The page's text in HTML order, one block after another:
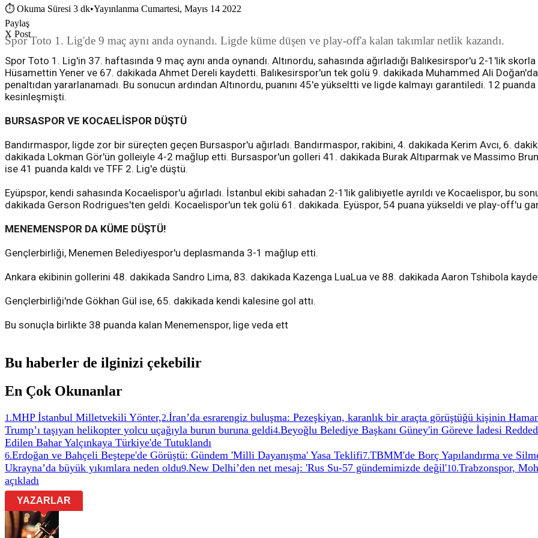
⏱ Okuma Süresi 3 dk•Yayınlanma Cumartesi, Mayıs 14 2022
Paylaş
X Post
Spor Toto 1. Lig'de 9 maç aynı anda oynandı. Ligde küme düşen ve play-off'a kalan takımlar netlik kazandı.
Spor Toto 1. Lig'in 37. haftasında 9 maç aynı anda oynandı. Altınordu, sahasında ağırladığı Balıkesirspor'u 2-1'lik
Hüsamettin Yener ve 67. dakikada Ahmet Dereli kaydetti. Balıkesirspor'un tek golü 9. dakikada Muhammed Ali
penaltıdan yararlanamadı. Bu sonucun ardından Altınordu, puanını 45'e yükseltti ve ligde kalmayı garantiledi. 12
kesinleşmişti.
BURSASPOR VE KOCAELİSPOR DÜŞTÜ
Bandırmaspor, ligde zor bir süreçten geçen Bursaspor'u ağırladı. Bandırmaspor, rakibini, 4. dakikada Kerim Avcı, 6.
dakikada Lokman Gör'ün golleiyle 4-2 mağlup etti. Bursaspor'un golleri 41. dakikada Burak Altıparmak ve Massimo
ise 41 puanda kaldı ve TFF 2. Lig'e düştü.
Eyüpspor, kendi sahasında Kocaelispor'u ağırladı. İstanbul ekibi sahadan 2-1'lik galibiyetle ayrıldı ve Kocaelispor, bu
dakikada Gerson Rodrigues'ten geldi. Kocaelispor'un tek golü 61. dakikada. Eyüspor, 54 puana yükseldi ve play-off'u
MENEMENSPOR DA KÜME DÜŞTÜ!
Gençlerbirliği, Menemen Belediyespor'u deplasmanda 3-1 mağlup etti.
Ankara ekibinin gollerini 48. dakikada Sandro Lima, 83. dakikada Kazenga LuaLua ve 88. dakikada Aaron Tshibola
Gençlerbirliği'nde Gökhan Gül ise, 65. dakikada kendi kalesine gol attı.
Bu sonuçla birlikte 38 puanda kalan Menemenspor, lige veda ett
Bu haberler de ilginizi çekebilir
En Çok Okunanlar
1 .MHP İstanbul Milletvekili Yönter,2.İran’da esrarengiz buluşma: Pezeşkiyan, karanlık bir araçta görüştüğü kişinin
Trump’ı taşıyan helikopter yolcu uçağıyla burun buruna geldi4.Beyoğlu Belediye Başkanı Güney'in Göreve İadesi
Edilen Bahar Yalçınkaya Türkiye'de Tutuklandı
6.Erdoğan ve Bahçeli Beştepe'de Görüştü: Gündem 'Milli Dayanışma' Yasa Teklifi7.TBMM'de Borç Yapılandırma ve
Ukrayna’da büyük yıkımlara neden oldu9.New Delhi’den net mesaj: 'Rus Su-57 gündemimizde değil'10.Trabzonspor,
açıkladı
YAZARLAR